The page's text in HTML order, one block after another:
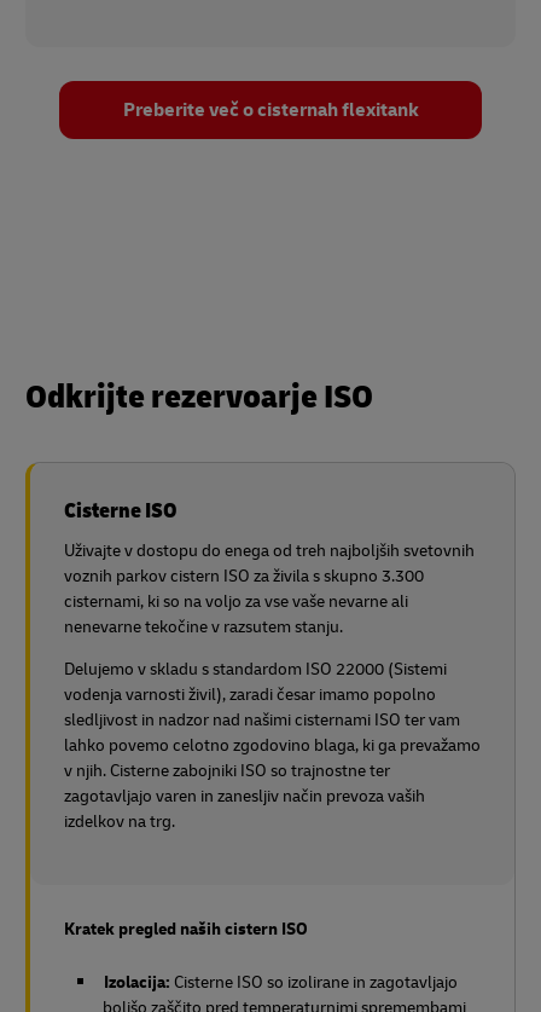
Preberite več o cisternah flexitank
Odkrijte rezervoarje ISO
Cisterne ISO
Uživajte v dostopu do enega od treh najboljših svetovnih
voznih parkov cistern ISO za živila s skupno 3.300
cisternami, ki so na voljo za vse vaše nevarne ali
nenevarne tekočine v razsutem stanju.
Delujemo v skladu s standardom ISO 22000 (Sistemi
vodenja varnosti živil), zaradi česar imamo popolno
sledljivost in nadzor nad našimi cisternami ISO ter vam
lahko povemo celotno zgodovino blaga, ki ga prevažamo
v njih. Cisterne zabojniki ISO so trajnostne ter
zagotavljajo varen in zanesljiv način prevoza vaših
izdelkov na trg.
Kratek pregled naših cistern ISO
Izolacija: Cisterne ISO so izolirane in zagotavljajo
boljšo zaščito pred temperaturnimi spremembami